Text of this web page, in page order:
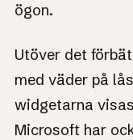
ögon.
Utöver det
med väder på
widgetarna
Microsoft har